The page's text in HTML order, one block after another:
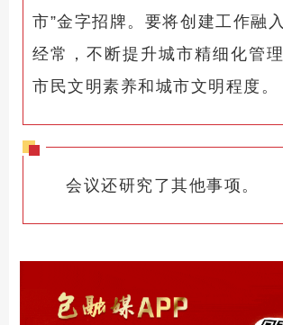
市”金字招牌。要将创建工作融
经常，不断提升城市精细化管
市民文明素养和城市文明程度。
会议还研究了其他事项。